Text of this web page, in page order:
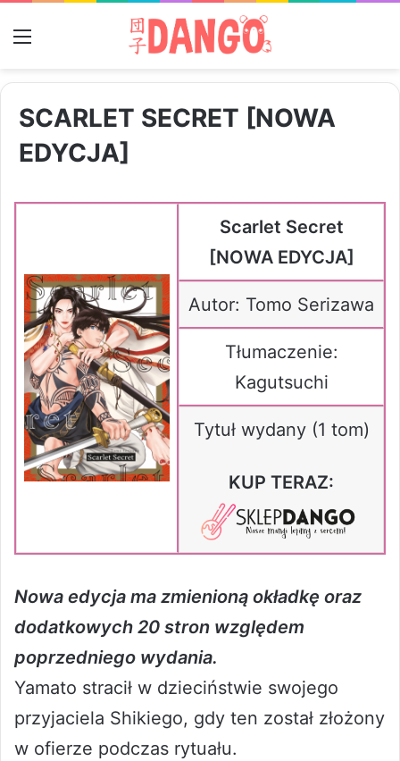
SCARLET SECRET [NOWA
EDYCJA]
Scarlet Secret
[NOWA EDYCJA]
Autor: Tomo Serizawa
Tłumaczenie:
Kagutsuchi
Tytuł wydany (1 tom)
KUP TERAZ:
Nowa edycja ma zmienioną okładkę oraz
dodatkowych 20 stron względem
poprzedniego wydania.
Yamato stracił w dzieciństwie swojego
przyjaciela Shikiego, gdy ten został złożony
w ofierze podczas rytuału.